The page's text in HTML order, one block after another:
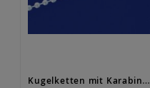
Kugelketten mit Karabiner (ø 1.5 mm) / 925 Silber